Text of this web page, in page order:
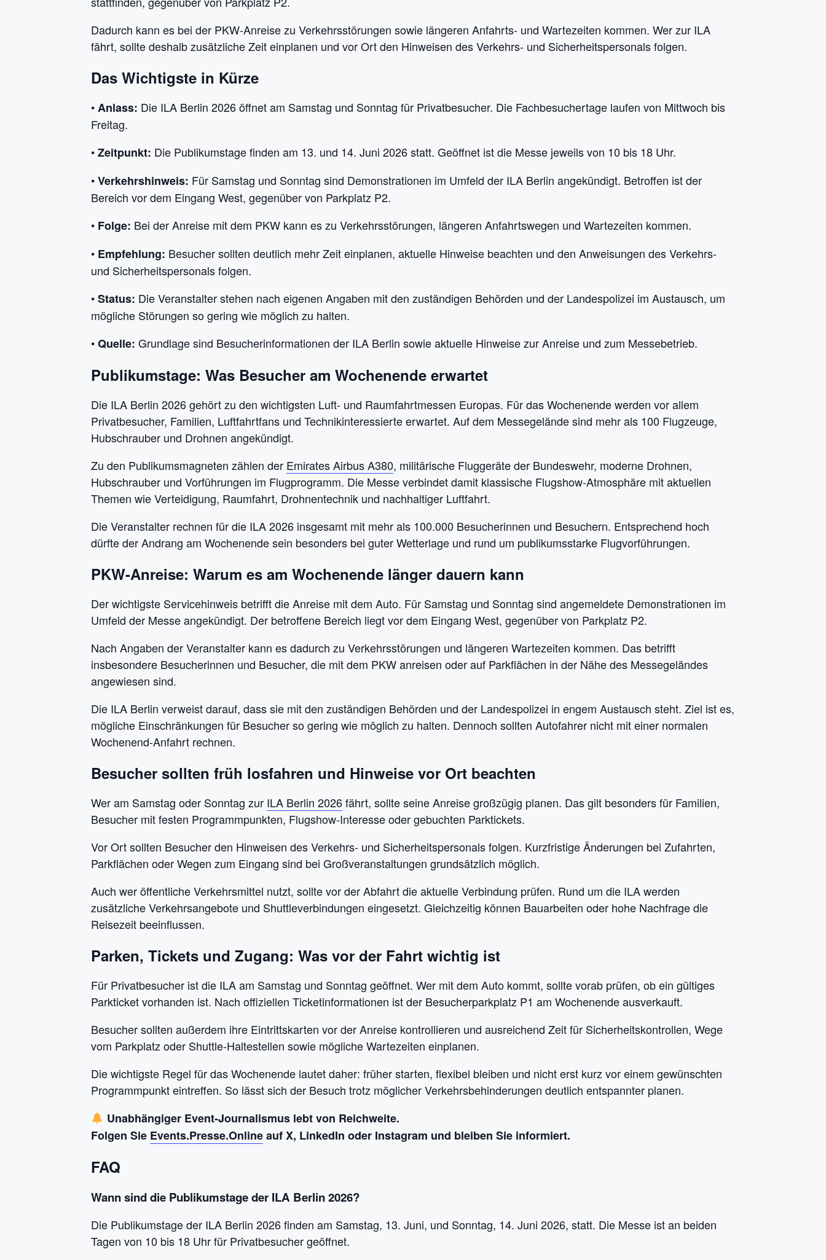
Dadurch kann es bei der PKW-Anreise zu Verkehrsstörungen sowie längeren Anfahrts- und Wartezeiten kommen. Wer zur ILA
fährt, sollte deshalb zusätzliche Zeit einplanen und vor Ort den Hinweisen des Verkehrs- und Sicherheitspersonals folgen.
Das Wichtigste in Kürze
•Anlass: Die ILA Berlin 2026 öffnet am Samstag und Sonntag für Privatbesucher. Die Fachbesuchertage laufen von Mittwoch bis
Freitag.
•Zeitpunkt: Die Publikumstage finden am 13. und 14. Juni 2026 statt. Geöffnet ist die Messe jeweils von 10 bis 18 Uhr.
•Verkehrshinweis: Für Samstag und Sonntag sind Demonstrationen im Umfeld der ILA Berlin angekündigt. Betroffen ist der
Bereich vor dem Eingang West, gegenüber von Parkplatz P2.
• Folge: Bei der Anreise mit dem PKW kann es zu Verkehrsstörungen, längeren Anfahrtswegen und Wartezeiten kommen.
• Empfehlung: Besucher sollten deutlich mehr Zeit einplanen, aktuelle Hinweise beachten und den Anweisungen des Verkehrs-
und Sicherheitspersonals folgen.
•Status: Die Veranstalter stehen nach eigenen Angaben mit den zuständigen Behörden und der Landespolizei im Austausch, um
mögliche Störungen so gering wie möglich zu halten.
•Quelle: Grundlage sind Besucherinformationen der ILA Berlin sowie aktuelle Hinweise zur Anreise und zum Messebetrieb.
Publikumstage: Was Besucher am Wochenende erwartet
Die ILA Berlin 2026 gehört zu den wichtigsten Luft- und Raumfahrtmessen Europas. Für das Wochenende werden vor allem
Privatbesucher, Familien, Luftfahrtfans und Technikinteressierte erwartet. Auf dem Messegelände sind mehr als 100 Flugzeuge,
Hubschrauber und Drohnen angekündigt.
Zu den Publikumsmagneten zählen der Emirates Airbus A380, militärische Fluggeräte der Bundeswehr, moderne Drohnen,
Hubschrauber und Vorführungen im Flugprogramm. Die Messe verbindet damit klassische Flugshow-Atmosphäre mit aktuellen
Themen wie Verteidigung, Raumfahrt, Drohnentechnik und nachhaltiger Luftfahrt.
Die Veranstalter rechnen für die ILA 2026 insgesamt mit mehr als 100.000 Besucherinnen und Besuchern. Entsprechend hoch
dürfte der Andrang am Wochenende sein besonders bei guter Wetterlage und rund um publikumsstarke Flugvorführungen.
PKW-Anreise: Warum es am Wochenende länger dauern kann
Der wichtigste Servicehinweis betrifft die Anreise mit dem Auto. Für Samstag und Sonntag sind angemeldete Demonstrationen im
Umfeld der Messe angekündigt. Der betroffene Bereich liegt vor dem Eingang West, gegenüber von Parkplatz P2.
Nach Angaben der Veranstalter kann es dadurch zu Verkehrsstörungen und längeren Wartezeiten kommen. Das betrifft
insbesondere Besucherinnen und Besucher, die mit dem PKW anreisen oder auf Parkflächen in der Nähe des Messegeländes
angewiesen sind.
Die ILA Berlin verweist darauf, dass sie mit den zuständigen Behörden und der Landespolizei in engem Austausch steht. Ziel ist es,
mögliche Einschränkungen für Besucher so gering wie möglich zu halten. Dennoch sollten Autofahrer nicht mit einer normalen
Wochenend-Anfahrt rechnen.
Besucher sollten früh losfahren und Hinweise vor Ort beachten
Wer am Samstag oder Sonntag zur ILA Berlin 2026fährt, sollte seine Anreise großzügig planen. Das gilt besonders für Familien,
Besucher mit festen Programmpunkten, Flugshow-Interesse oder gebuchten Parktickets.
Vor Ort sollten Besucher den Hinweisen des Verkehrs- und Sicherheitspersonals folgen. Kurzfristige Änderungen bei Zufahrten,
Parkflächen oder Wegen zum Eingang sind bei Großveranstaltungen grundsätzlich möglich.
Auch wer öffentliche Verkehrsmittel nutzt, sollte vor der Abfahrt die aktuelle Verbindung prüfen. Rund um die ILA werden
zusätzliche Verkehrsangebote und Shuttleverbindungen eingesetzt. Gleichzeitig können Bauarbeiten oder hohe Nachfrage die
Reisezeit beeinflussen.
Parken, Tickets und Zugang: Was vor der Fahrt wichtig ist
Für Privatbesucher ist die ILA am Samstag und Sonntag geöffnet. Wer mit dem Auto kommt, sollte vorab prüfen, ob ein gültiges
Parkticket vorhanden ist. Nach offiziellen Ticketinformationen ist der Besucherparkplatz P1 am Wochenende ausverkauft.
Besucher sollten außerdem ihre Eintrittskarten vor der Anreise kontrollieren und ausreichend Zeit für Sicherheitskontrollen, Wege
vom Parkplatz oder Shuttle-Haltestellen sowie mögliche Wartezeiten einplanen.
Die wichtigste Regel für das Wochenende lautet daher: früher starten, flexibel bleiben und nicht erst kurz vor einem gewünschten
Programmpunkt eintreffen. So lässt sich der Besuch trotz möglicher Verkehrsbehinderungen deutlich entspannter planen.
Unabhängiger Event-Journalismus lebt von Reichweite.
Folgen Sie Events.Presse.Onlineauf X, LinkedIn oder Instagram und bleiben Sie informiert.
FAQ
Wann sind die Publikumstage der ILA Berlin 2026?
Die Publikumstage der ILA Berlin 2026 finden am Samstag, 13. Juni, und Sonntag, 14. Juni 2026, statt. Die Messe ist an beiden
Tagen von 10 bis 18 Uhr für Privatbesucher geöffnet.